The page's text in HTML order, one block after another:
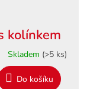
kolínkem
Skladem (>5 ks)
Do košíku